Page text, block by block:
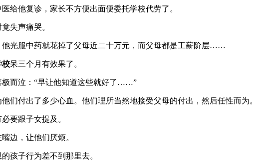
给他复诊，家长不方便出面便委托学校代劳了。
失声痛哭。
光服中药就花掉了父母近二十万元，而父母都是工薪阶层……
校呆三个月有效果了。
极而泣：“早让他知道这些就好了……”
们付出了多少心血。他们理所当然地接受父母的付出，然后任性而为。
要跟子女提及。
边，让他们厌烦。
孩子行为差不到那里去。